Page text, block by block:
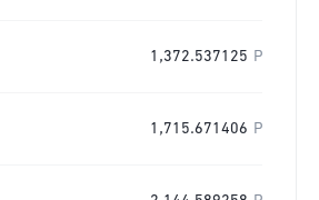
1,372.537125 P
1,715.671406 P